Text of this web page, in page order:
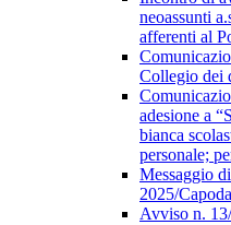
neoassunti
afferenti al
Collegio dei
adesione a
bianca
personale;
Messaggio
2025/
Avviso n.